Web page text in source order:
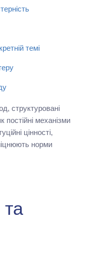
темі
структуровані
механізми
цінності,
норми
та